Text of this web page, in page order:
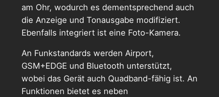
am Ohr, wodurch es dementsprechend auch
die Anzeige und Tonausgabe modifiziert.
Ebenfalls integriert ist eine Foto-Kamera.
An Funkstandards werden Airport,
GSM+EDGE und Bluetooth unterstützt,
wobei das Gerät auch Quadband-fähig ist. An
Funktionen bietet es neben